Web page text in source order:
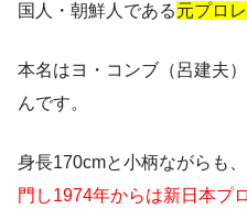
国人・朝鮮人である元プロ
本名はヨ・コンブ（呂建夫
んです。
身長170cmと小柄ながらも、
門し1974年からは新日本プ